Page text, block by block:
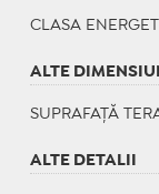
CLASA
ALTE
SUPRAFAȚĂ
ALTE DETALII